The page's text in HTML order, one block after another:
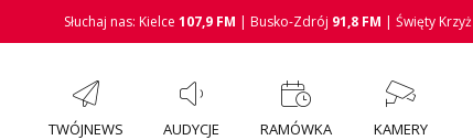
Słuchaj nas: Kielce 107,9 FM | Busko-Zdrój 91,8 FM | Święty Krzyż
TWÓJNEWS AUDYCJE RAMÓWKA KAMERY